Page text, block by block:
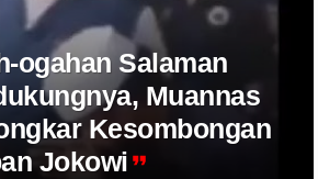
ogahan Salaman
Muannas
Kesombongan
Jokowi